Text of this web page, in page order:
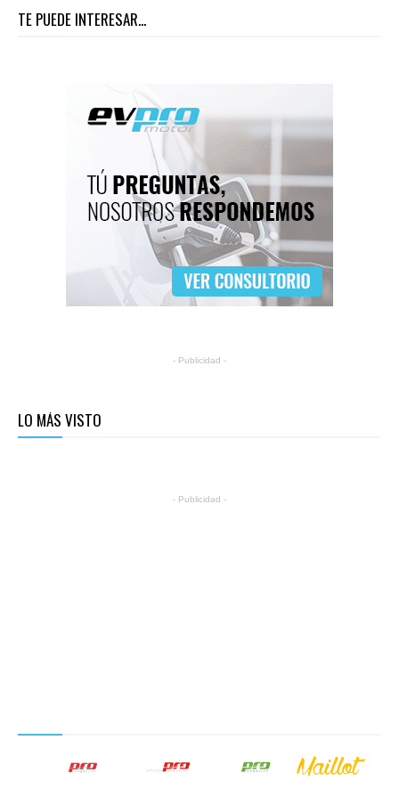
TE PUEDE INTERESAR...
- Publicidad -
LO MÁS VISTO
- Publicidad -